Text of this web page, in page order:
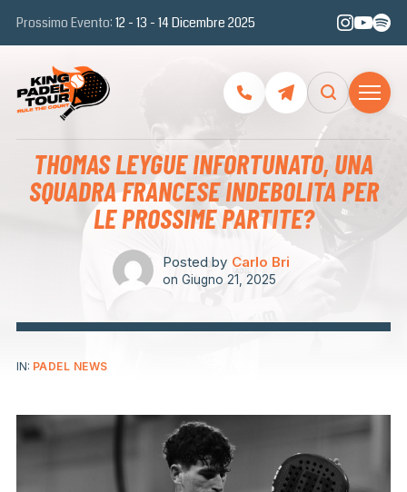
Prossimo Evento: 12 - 13 - 14 Dicembre 2025
THOMAS LEYGUE INFORTUNATO, UNA
SQUADRA FRANCESE INDEBOLITA PER
LE PROSSIME PARTITE?
Posted by Carlo Bri
on Giugno 21, 2025
IN: PADEL NEWS